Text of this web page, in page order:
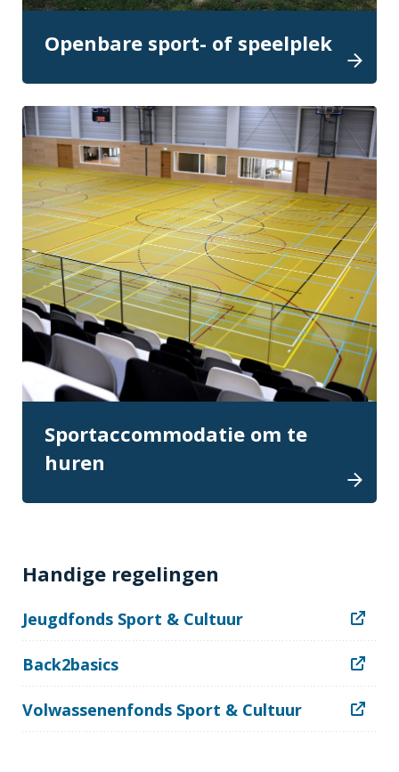
Openbare sport- of speelplek
Sportaccommodatie om te
huren
Handige regelingen
Jeugdfonds Sport & Cultuur
Back2basics
Volwassenenfonds Sport & Cultuur